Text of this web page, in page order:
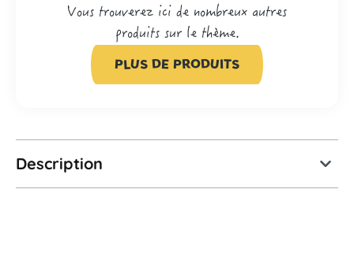
Vous trouverez ici de nombreux autres
produits sur le thème.
PLUS DE PRODUITS
Description